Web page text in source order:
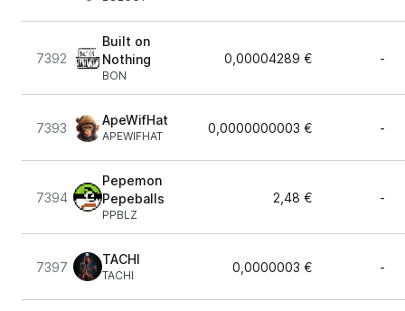
7392
Built on
Nothing
BON
0,00004289 € -
7393
ApeWifHat
APEWIFHAT
0,0000000003 € -
7394
Pepemon
Pepeballs
PPBLZ
2,48 € -
7397
TACHI
TACHI
0,0000003 € -